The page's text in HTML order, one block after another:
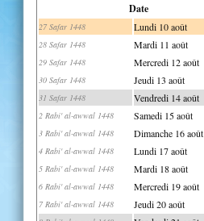
Date
27 Safar 1448 Lundi 10 août
28 Safar 1448 Mardi 11 août
29 Safar 1448 Mercredi 12 août
30 Safar 1448 Jeudi 13 août
31 Safar 1448 Vendredi 14 août
2 Rabi' al-awwal 1448 Samedi 15 août
3 Rabi' al-awwal 1448 Dimanche 16 août
4 Rabi' al-awwal 1448 Lundi 17 août
5 Rabi' al-awwal 1448 Mardi 18 août
6 Rabi' al-awwal 1448 Mercredi 19 août
7 Rabi' al-awwal 1448 Jeudi 20 août